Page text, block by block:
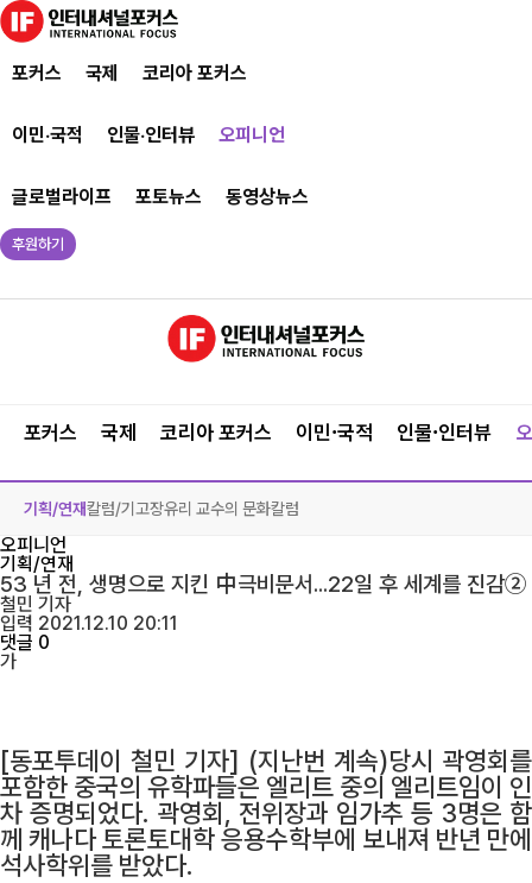
포커스 국제 코리아 포커스
이민·국적 인물·인터뷰 오피니언
글로벌라이프 포토뉴스 동영상뉴스
후원하기
포커스 국제 코리아 포커스 이민·국적 인물·인터뷰
기획/연재칼럼/기고장유리 교수의 문화칼럼
오피니언
기획/연재
53 년 전, 생명으로 지킨 中극비문서...22일 후 세계를 진감②
철민 기자
입력 2021.12.10 20:11
댓글 0
가
[동포투데이 철민 기자] (지난번 계속)당시 곽영회를
포함한 중국의 유학파들은 엘리트 중의 엘리트임이 인
차 증명되었다. 곽영회, 전위장과 임가추 등 3명은 함
께 캐나다 토론토대학 응용수학부에 보내져 반년 만에
석사학위를 받았다.